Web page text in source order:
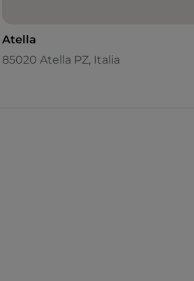
Atella
85020 Atella PZ, Italia